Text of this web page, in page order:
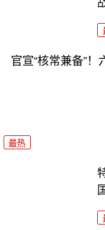
官宣“核常兼备”
最热